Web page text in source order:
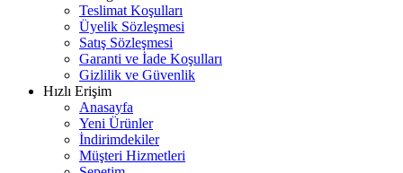
Teslimat Koşulları
Üyelik Sözleşmesi
Satış Sözleşmesi
Garanti ve İade Koşulları
Gizlilik ve Güvenlik
Hızlı Erişim
Anasayfa
Yeni Ürünler
İndirimdekiler
Müşteri Hizmetleri